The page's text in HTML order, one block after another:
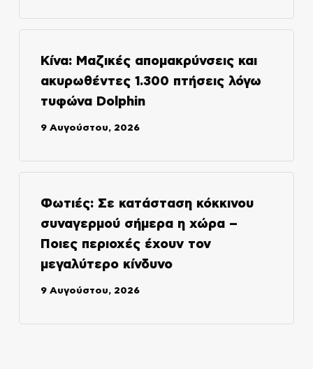
Κίνα: Μαζικές απομακρύνσεις και
ακυρωθέντες 1.300 πτήσεις λόγω
τυφώνα Dolphin
9 Αυγούστου, 2026
Φωτιές: Σε κατάσταση κόκκινου
συναγερμού σήμερα η χώρα –
Ποιες περιοχές έχουν τον
μεγαλύτερο κίνδυνο
9 Αυγούστου, 2026